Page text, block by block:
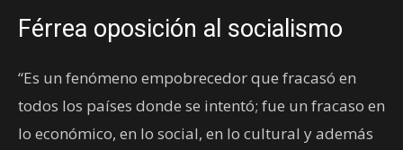
Férrea oposición al socialismo
“Es un fenómeno empobrecedor que fracasó en
todos los países donde se intentó; fue un fracaso en
lo económico, en lo social, en lo cultural y además